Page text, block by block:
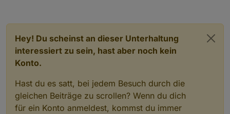
Hey! Du scheinst an dieser Unterhaltung
interessiert zu sein, hast aber noch kein
Konto.
Hast du es satt, bei jedem Besuch durch die
gleichen Beiträge zu scrollen? Wenn du dich
für ein Konto anmeldest, kommst du immer